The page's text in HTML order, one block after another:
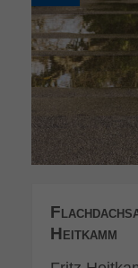
Heitkamm